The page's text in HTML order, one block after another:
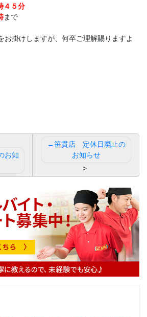
４５分
まで
お掛けしますが、何卒ご理解賜りますよ
笹貫店 定休日廃止の
お知らせ
お知